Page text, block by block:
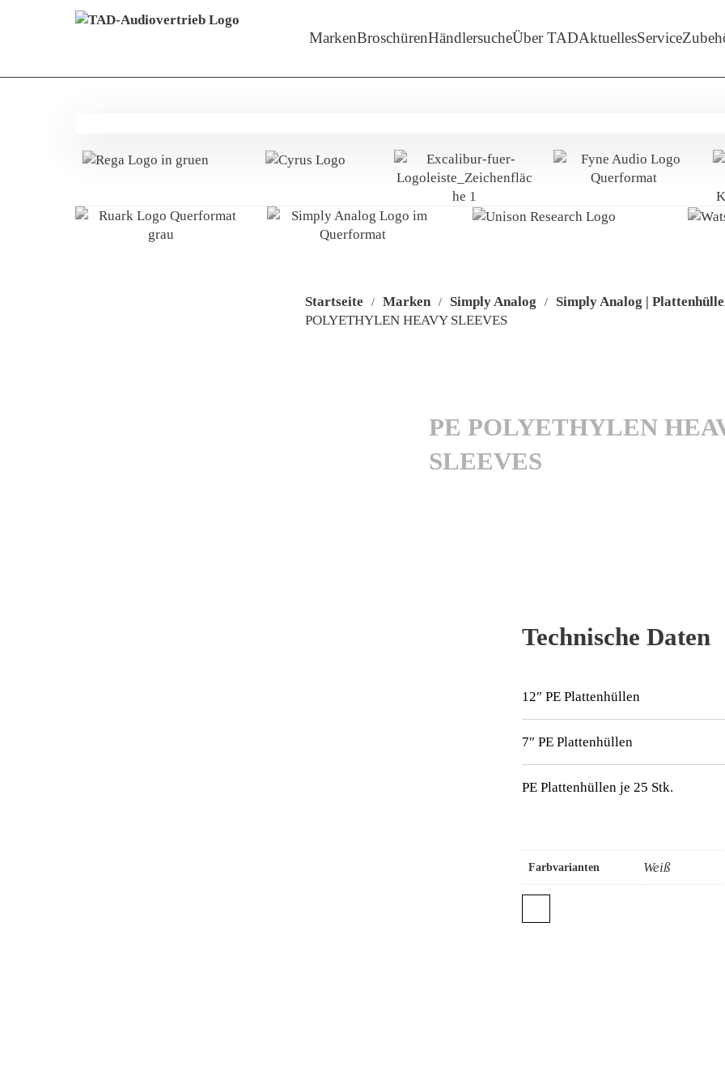
Menü überspringen
Marken
Zeige Menü-Unterpunkte von 'Marken'
BroschürenHändlersucheÜber TADAktuellesService
Startseite / Marken / Simply Analog /
Simply Analog |
POLYETHYLEN HEAVY SLEEVES
PE POLYETHYLEN
SLEEVES
Technische Daten
12″ PE Plattenhüllen
7″ PE Plattenhüllen
PE Plattenhüllen je 25 Stk.
Farbvarianten Weiß